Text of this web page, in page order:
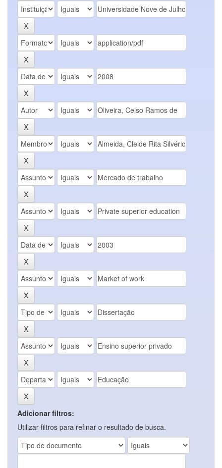
Adicionar filtros:
Utilizar filtros para refinar o resultado de busca.